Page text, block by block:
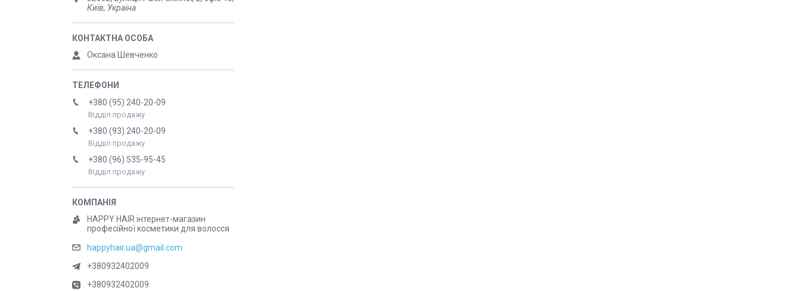
Київ, Україна
Оксана Шевченко
+380 (95) 240-20-09
Відділ продажу
+380 (93) 240-20-09
Відділ продажу
+380 (96) 535-95-45
Відділ продажу
HAPPY HAIR інтернет-магазин
професійної косметики для волосся
happyhair.ua@gmail.com
+380932402009
+380932402009